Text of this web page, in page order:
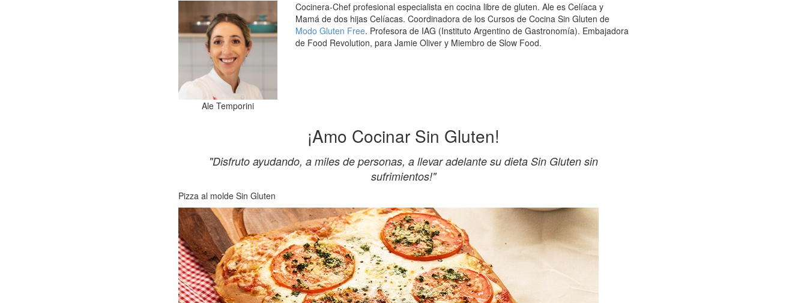
Ale Temporini
Cocinera-Chef profesional especialista en cocina libre de gluten. Ale es Celíaca y
Mamá de dos hijas Celíacas. Coordinadora de los Cursos de Cocina Sin Gluten de
Modo Gluten Free. Profesora de IAG (Instituto Argentino de Gastronomía). Embajadora
de Food Revolution, para Jamie Oliver y Miembro de Slow Food.
¡Amo Cocinar Sin Gluten!
"Disfruto ayudando, a miles de personas, a llevar adelante su dieta Sin Gluten sin
sufrimientos!"
Pizza al molde Sin Gluten